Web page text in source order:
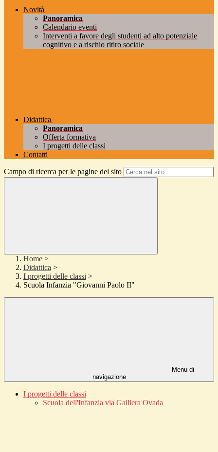
Novità
Panoramica
Calendario eventi
Interventi a favore degli studenti ad alto potenziale
cognitivo e a rischio ritiro sociale
Didattica
Panoramica
Offerta formativa
I progetti delle classi
Contatti
Campo di ricerca per le pagine del sito
Home >
Didattica >
I progetti delle classi >
Scuola Infanzia "Giovanni Paolo II"
Menu di
navigazione
I progetti delle classi
Scuola dell'Infanzia via Galliera Ovada